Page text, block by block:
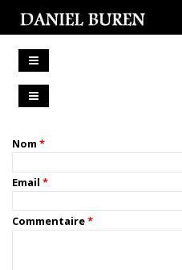
Nom
Email
Commentaire